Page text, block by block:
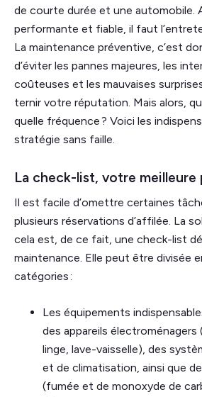
de courte durée et une automobile.
performante et fiable, il faut
La maintenance préventive, c’est
d’éviter les pannes majeures, les
coûteuses et les mauvaises
ternir votre réputation. Mais alors,
quelle fréquence ? Voici les
stratégie sans faille.
La check-list, votre meilleure
Il est facile d’omettre certaines
plusieurs réservations d’affilée. La
cela est, de ce fait, une check-list
maintenance. Elle peut être divisée
catégories :
Les équipements
des appareils électroménagers
linge, lave-vaisselle), des
et de climatisation, ainsi que
(fumée et de monoxyde de